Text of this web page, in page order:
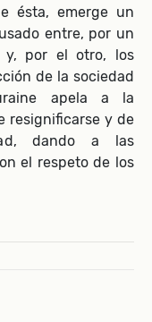
ésta, emerge un
entre, por un
y, por el otro, los
de la sociedad
apela a la
resignificarse y de
dando a las
el respeto de los